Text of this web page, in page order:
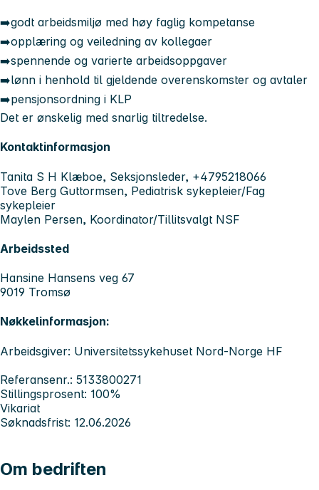
➡️godt arbeidsmiljø med høy faglig kompetanse
➡️opplæring og veiledning av kollegaer
➡️spennende og varierte arbeidsoppgaver
➡️lønn i henhold til gjeldende overenskomster og avtaler
➡️pensjonsordning i KLP
Det er ønskelig med snarlig tiltredelse.
Kontaktinformasjon
Tanita S H Klæboe, Seksjonsleder, +4795218066
Tove Berg Guttormsen, Pediatrisk sykepleier/Fag
sykepleier
Maylen Persen, Koordinator/Tillitsvalgt NSF
Arbeidssted
Hansine Hansens veg 67
9019 Tromsø
Nøkkelinformasjon:
Arbeidsgiver: Universitetssykehuset Nord-Norge HF
Referansenr.: 5133800271
Stillingsprosent: 100%
Vikariat
Søknadsfrist: 12.06.2026
Om bedriften